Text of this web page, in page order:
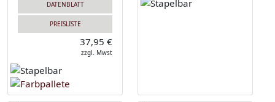
DATENBLATT
PREISLISTE
37,95 €
zzgl. Mwst